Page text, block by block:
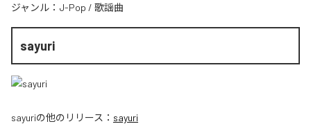
ジャンル： J-Pop / 歌謡曲
sayuri
sayuriの他のリリース： sayuri